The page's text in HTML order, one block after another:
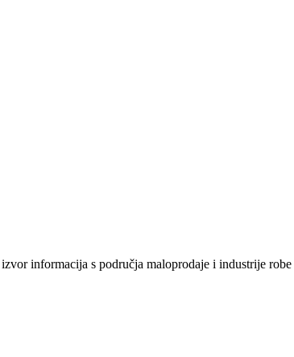
informacija s područja maloprodaje i industrije